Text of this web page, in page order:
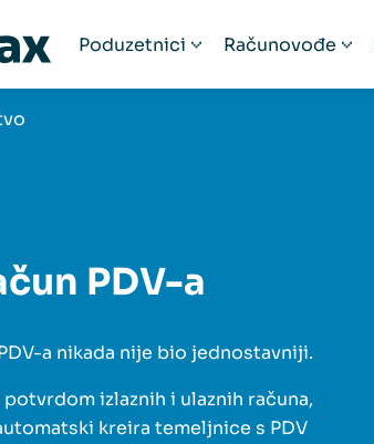
Poduzetnici
Udruge
Računovođe
PDV-a
a nikada nije bio jednostavniji.
izlaznih i ulaznih računa,
kreira temeljnice s PDV